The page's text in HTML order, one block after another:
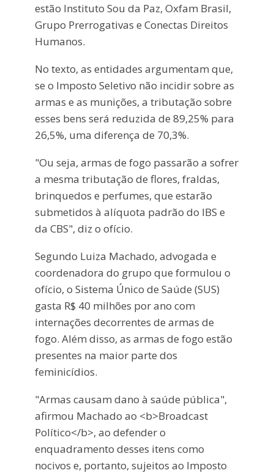
estão Instituto Sou da Paz, Oxfam Brasil,
Grupo Prerrogativas e Conectas Direitos
Humanos.
No texto, as entidades argumentam que,
se o Imposto Seletivo não incidir sobre as
armas e as munições, a tributação sobre
esses bens será reduzida de 89,25% para
26,5%, uma diferença de 70,3%.
"Ou seja, armas de fogo passarão a sofrer
a mesma tributação de flores, fraldas,
brinquedos e perfumes, que estarão
submetidos à alíquota padrão do IBS e
da CBS", diz o ofício.
Segundo Luiza Machado, advogada e
coordenadora do grupo que formulou o
ofício, o Sistema Único de Saúde (SUS)
gasta R$ 40 milhões por ano com
internações decorrentes de armas de
fogo. Além disso, as armas de fogo estão
presentes na maior parte dos
feminicídios.
"Armas causam dano à saúde pública",
afirmou Machado ao <b>Broadcast
Político</b>, ao defender o
enquadramento desses itens como
nocivos e, portanto, sujeitos ao Imposto